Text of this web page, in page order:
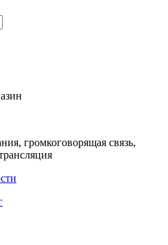
громкоговорящая связь,